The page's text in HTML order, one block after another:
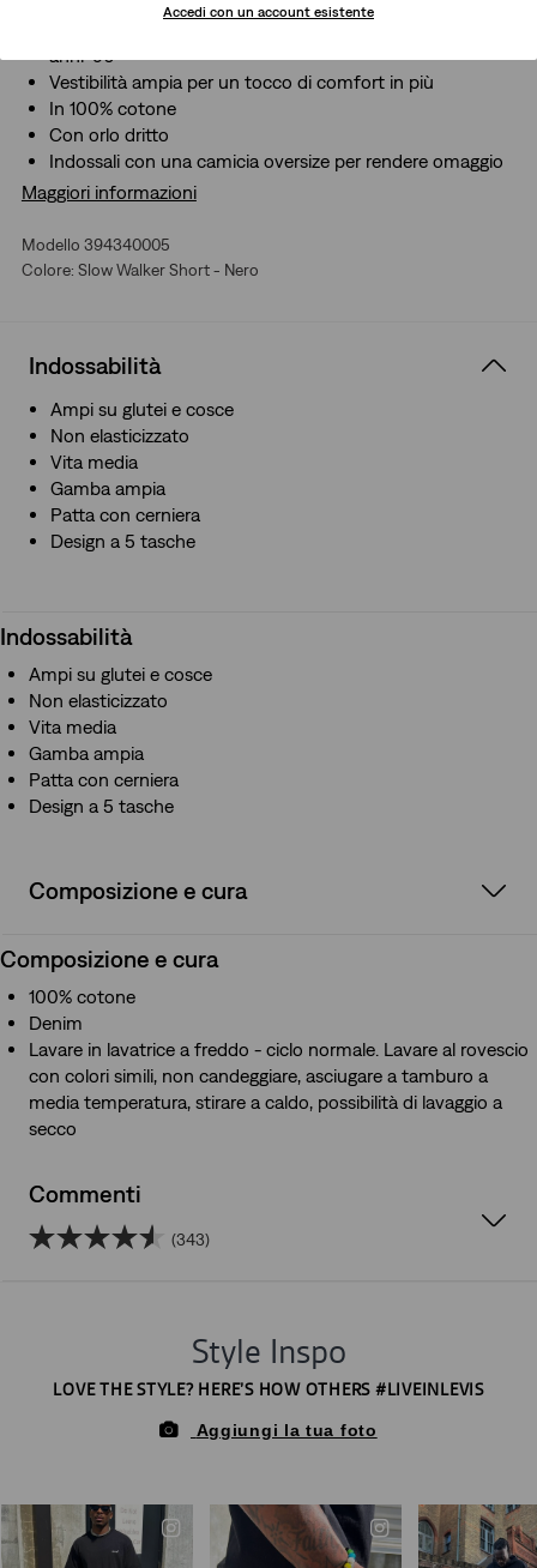
anni ‘90
Vestibilità ampia per un tocco di comfort in più
In 100% cotone
Con orlo dritto
Indossali con una camicia oversize per rendere omaggio
agli anni ’90
Maggiori informazioni
Modello 394340005
Colore: Slow Walker Short - Nero
Indossabilità
Ampi su glutei e cosce
Non elasticizzato
Vita media
Gamba ampia
Patta con cerniera
Design a 5 tasche
Indossabilità
Ampi su glutei e cosce
Non elasticizzato
Vita media
Gamba ampia
Patta con cerniera
Design a 5 tasche
Composizione e cura
Composizione e cura
100% cotone
Denim
Lavare in lavatrice a freddo - ciclo normale. Lavare al rovescio
con colori simili, non candeggiare, asciugare a tamburo a
media temperatura, stirare a caldo, possibilità di lavaggio a
secco
Commenti
(343)
stelle.
recensioni
Accedi con un account esistente